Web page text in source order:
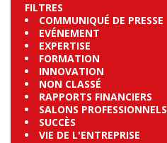
FILTRES
COMMUNIQUÉ DE PRESSE
EVÉNEMENT
EXPERTISE
FORMATION
INNOVATION
NON CLASSÉ
RAPPORTS FINANCIERS
SALONS PROFESSIONNELS
SUCCÈS
VIE DE L'ENTREPRISE